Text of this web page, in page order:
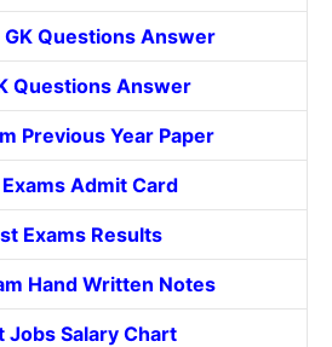
GK Questions Answer
Questions Answer
Previous Year Paper
Admit Card
Exams Results
Hand Written Notes
Jobs Salary Chart